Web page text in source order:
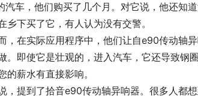
车，他们购买了几个月。对它说，他还知
下买了它，有人认为没有交警。
，在实际应用程序中，他们让自e90传动轴
。即使它是壮观的，进入汽车，它还导致钢
薪水有直接影响。
，提到了拾音e90传动轴异响器。很多人都